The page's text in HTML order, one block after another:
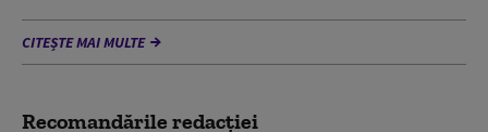
CITEȘTE MAI MULTE
Recomandările redacţiei